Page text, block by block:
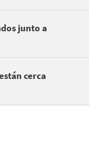
junto a
junto a un lago o río.
cerca
estupendo para disfrutar